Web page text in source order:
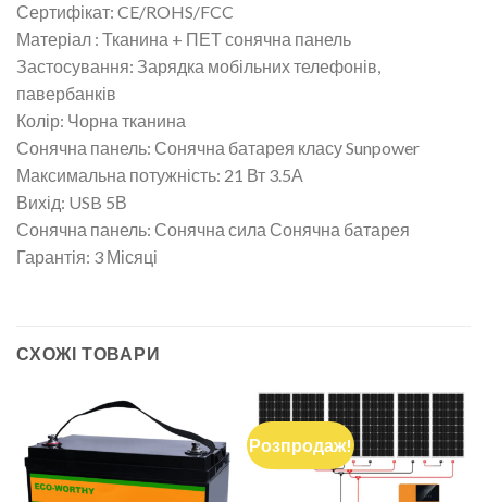
Сертифікат: CE/ROHS/FCC
Матеріал : Тканина + ПЕТ сонячна панель
Застосування: Зарядка мобільних телефонів,
павербанків
Колір: Чорна тканина
Сонячна панель: Сонячна батарея класу Sunpower
Максимальна потужність: 21 Вт 3.5А
Вихід: USB 5В
Сонячна панель: Сонячна сила Сонячна батарея
Гарантія: 3 Місяці
СХОЖІ ТОВАРИ
Розпродаж!